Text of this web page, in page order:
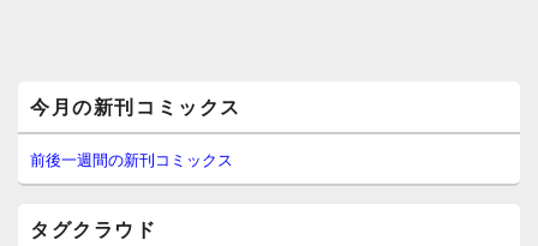
イ
ン
サ
イ
今月の新刊コミックス
前後一週間の新刊コミックス
タグクラウド